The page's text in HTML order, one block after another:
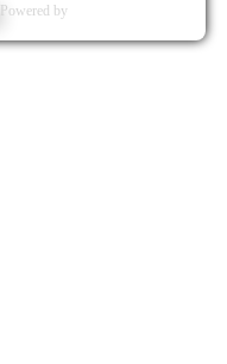
Powered by